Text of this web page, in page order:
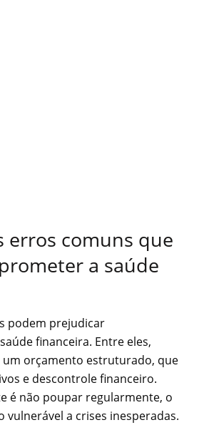
erros comuns que
a saúde
podem prejudicar
financeira. Entre eles,
um orçamento estruturado, que
e descontrole financeiro.
é não poupar regularmente, o
vulnerável a crises inesperadas.